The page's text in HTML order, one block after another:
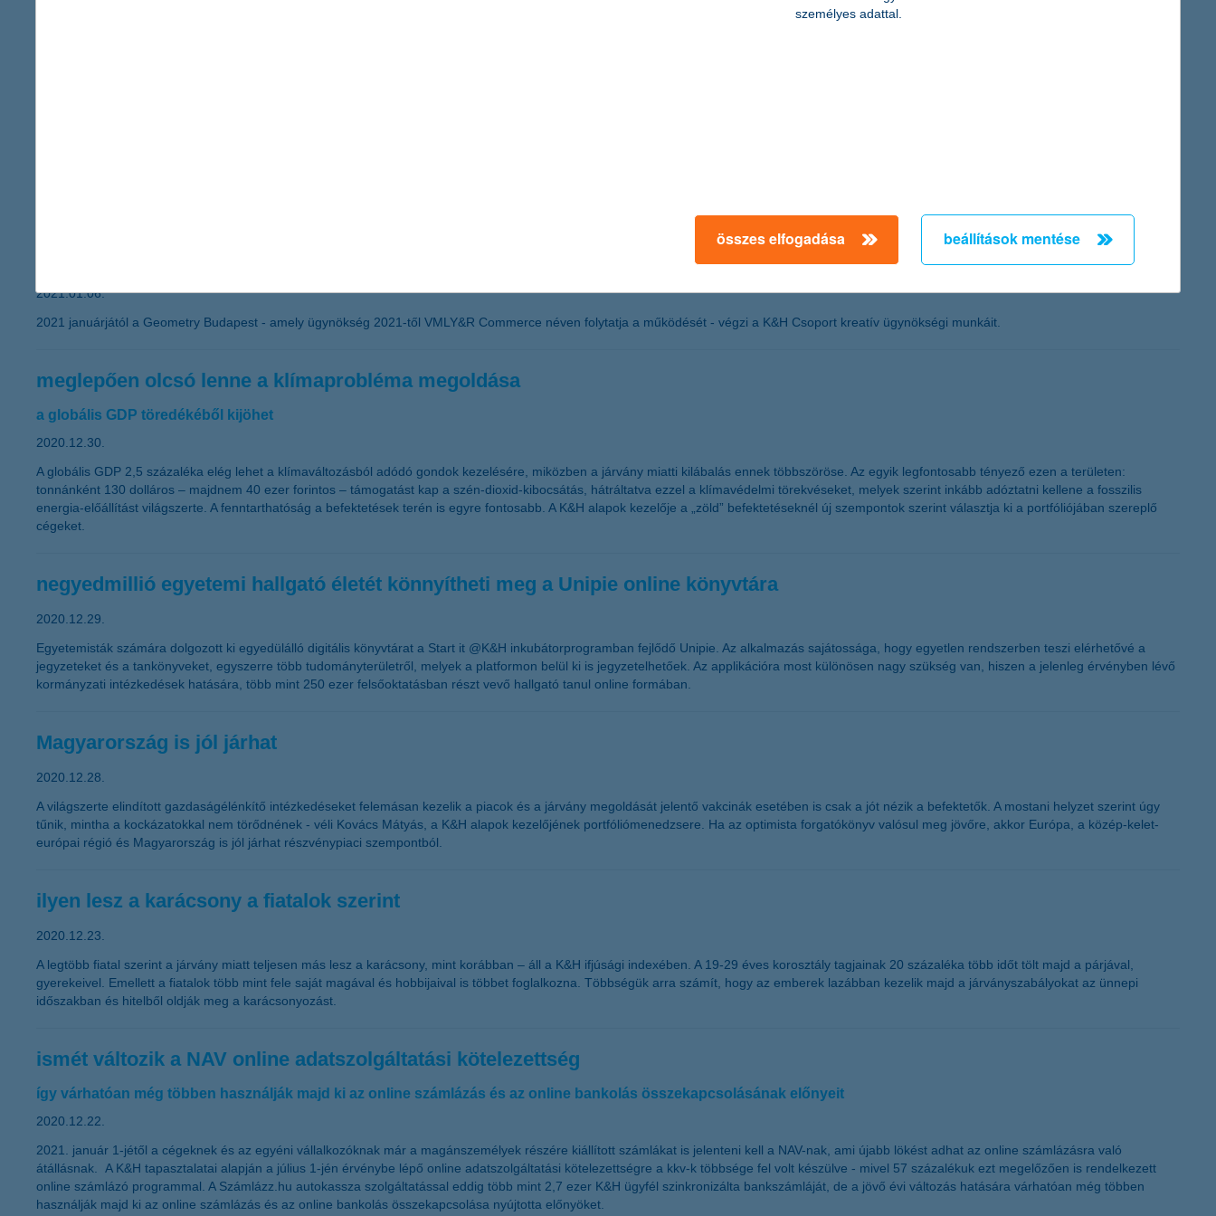
forint kár keletkezett. A földrengést követően bejelentett lakáskárok túlnyomó része online érkezett, a társaság júniusban bevezetett azonnali kárkifizetési megoldásának köszönhetően pedig a
2021.01.06.
2021 januárjától a Geometry Budapest - amely ügynökség 2021-től VMLY&R Commerce néven folytatja a működését - végzi a K&H Csoport kreatív ügynökségi munkáit.
meglepően olcsó lenne a klímaprobléma megoldása
a globális GDP töredékéből kijöhet
2020.12.30.
A globális GDP 2,5 százaléka elég lehet a klímaváltozásból adódó gondok kezelésére, miközben a járvány miatti kilábalás ennek többszöröse. Az egyik legfontosabb tényező ezen a területen:
tonnánként 130 dolláros – majdnem 40 ezer forintos – támogatást kap a szén-dioxid-kibocsátás, hátráltatva ezzel a klímavédelmi törekvéseket, melyek szerint inkább adóztatni kellene a fosszilis
energia-előállítást világszerte. A fenntarthatóság a befektetések terén is egyre fontosabb. A K&H alapok kezelője a „zöld” befektetéseknél új szempontok szerint választja ki a portfóliójában szereplő
cégeket.
negyedmillió egyetemi hallgató életét könnyítheti meg a Unipie online könyvtára
2020.12.29.
Egyetemisták számára dolgozott ki egyedülálló digitális könyvtárat a Start it @K&H inkubátorprogramban fejlődő Unipie. Az alkalmazás sajátossága, hogy egyetlen rendszerben teszi elérhetővé a
jegyzeteket és a tankönyveket, egyszerre több tudományterületről, melyek a platformon belül ki is jegyzetelhetőek. Az applikációra most különösen nagy szükség van, hiszen a jelenleg érvényben lévő
kormányzati intézkedések hatására, több mint 250 ezer felsőoktatásban részt vevő hallgató tanul online formában.
Magyarország is jól járhat
2020.12.28.
A világszerte elindított gazdaságélénkítő intézkedéseket felemásan kezelik a piacok és a járvány megoldását jelentő vakcinák esetében is csak a jót nézik a befektetők. A mostani helyzet szerint úgy
tűnik, mintha a kockázatokkal nem törődnének - véli Kovács Mátyás, a K&H alapok kezelőjének portfóliómenedzsere. Ha az optimista forgatókönyv valósul meg jövőre, akkor Európa, a közép-kelet-
európai régió és Magyarország is jól járhat részvénypiaci szempontból.
ilyen lesz a karácsony a fiatalok szerint
2020.12.23.
A legtöbb fiatal szerint a járvány miatt teljesen más lesz a karácsony, mint korábban – áll a K&H ifjúsági indexében. A 19-29 éves korosztály tagjainak 20 százaléka több időt tölt majd a párjával,
gyerekeivel. Emellett a fiatalok több mint fele saját magával és hobbijaival is többet foglalkozna. Többségük arra számít, hogy az emberek lazábban kezelik majd a járványszabályokat az ünnepi
időszakban és hitelből oldják meg a karácsonyozást.
ismét változik a NAV online adatszolgáltatási kötelezettség
így várhatóan még többen használják majd ki az online számlázás és az online bankolás összekapcsolásának előnyeit
2020.12.22.
2021. január 1-jétől a cégeknek és az egyéni vállalkozóknak már a magánszemélyek részére kiállított számlákat is jelenteni kell a NAV-nak, ami újabb lökést adhat az online számlázásra való
átállásnak. A K&H tapasztalatai alapján a július 1-jén érvénybe lépő online adatszolgáltatási kötelezettségre a kkv-k többsége fel volt készülve - mivel 57 százalékuk ezt megelőzően is rendelkezett
online számlázó programmal. A Számlázz.hu autokassza szolgáltatással eddig több mint 2,7 ezer K&H ügyfél szinkronizálta bankszámláját, de a jövő évi változás hatására várhatóan még többen
használják majd ki az online számlázás és az online bankolás összekapcsolása nyújtotta előnyöket.
személyes adattal.
összes elfogadása beállítások mentése